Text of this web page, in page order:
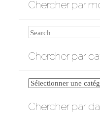
Chercher par
Search
Chercher par
Chercher
catégories
Chercher par